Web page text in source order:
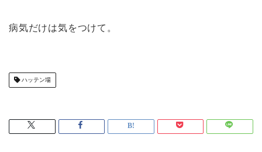
病気だけは気をつけて。
ハッテン場